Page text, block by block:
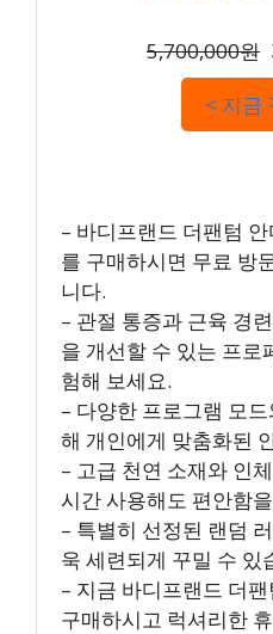
5,700,000원
< 지금
– 바디프랜드 더팬텀
를 구매하시면 무료 방
니다.
– 관절 통증과 근육 경
을 개선할 수 있는 프로
험해 보세요.
– 다양한 프로그램 모
해 개인에게 맞춤화된
– 고급 천연 소재와 인
시간 사용해도 편안함
– 특별히 선정된 랜덤
욱 세련되게 꾸밀 수 있
– 지금 바디프랜드 더
구매하시고 럭셔리한